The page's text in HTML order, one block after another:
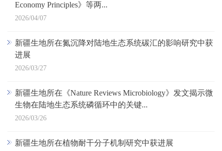
Economy Principles》等两...
2026/04/07
新疆生地所在氮沉降对陆地生态系统碳汇的影响研究中获
进展
2026/03/27
新疆生地所在《Nature Reviews Microbiology》发文揭示微
生物在陆地生态系统磷循环中的关键...
2026/03/26
新疆生地所在植物耐干分子机制研究中获进展